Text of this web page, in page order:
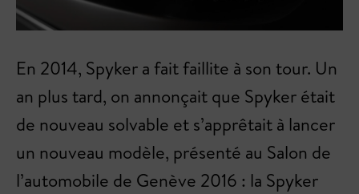
En 2014, Spyker a fait faillite à son tour. Un
an plus tard, on annonçait que Spyker était
de nouveau solvable et s’apprêtait à lancer
un nouveau modèle, présenté au Salon de
l’automobile de Genève 2016 : la Spyker